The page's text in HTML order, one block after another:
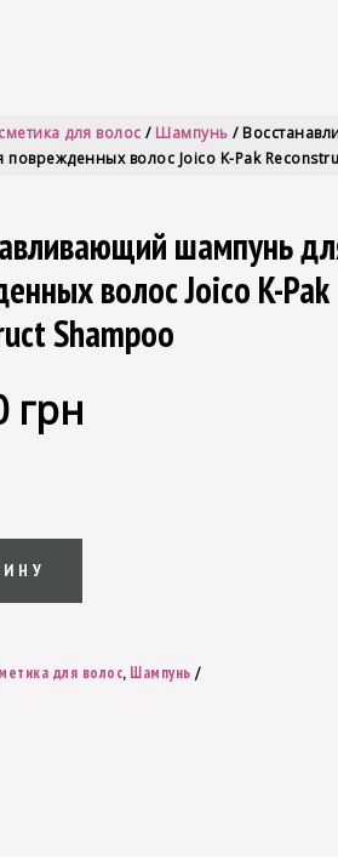
для волос / Шампунь /
волос Joico K-Pak
шампунь
волос Joico K-Pak
Shampoo
грн
для волос, Шампунь